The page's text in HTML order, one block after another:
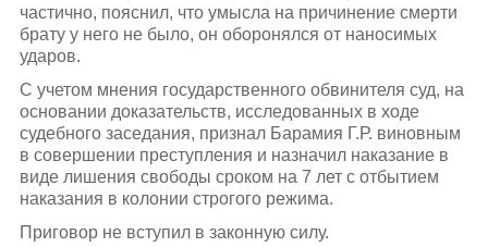
частично, пояснил, что умысла на причинение смерти
брату у него не было, он оборонялся от наносимых
ударов.
С учетом мнения государственного обвинителя суд, на
основании доказательств, исследованных в ходе
судебного заседания, признал Барамия Г.Р. виновным
в совершении преступления и назначил наказание в
виде лишения свободы сроком на 7 лет с отбытием
наказания в колонии строгого режима.
Приговор не вступил в законную силу.